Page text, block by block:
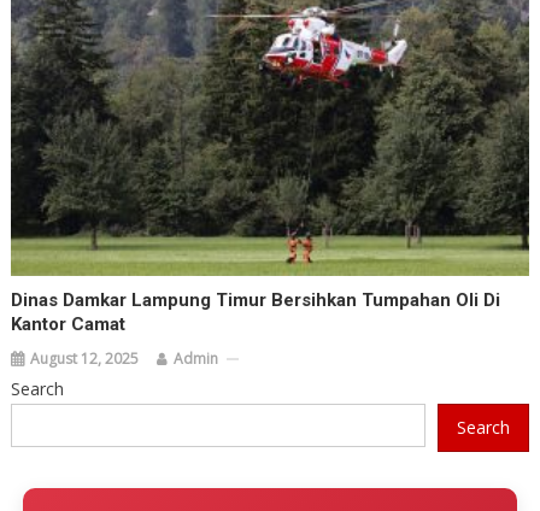
Dinas Damkar Lampung Timur Bersihkan Tumpahan Oli Di
Kantor Camat
August 12, 2025 Admin
Search
Search